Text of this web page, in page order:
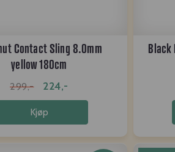
Contact Sling 8.0mm
yellow 180cm
299,- 224,-
Kjøp
Black